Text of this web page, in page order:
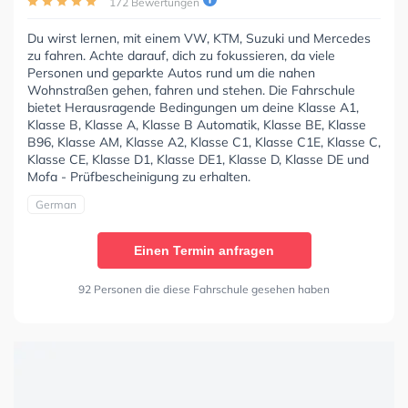
Du wirst lernen, mit einem VW, KTM, Suzuki und Mercedes
zu fahren. Achte darauf, dich zu fokussieren, da viele
Personen und geparkte Autos rund um die nahen
Wohnstraßen gehen, fahren und stehen. Die Fahrschule
bietet Herausragende Bedingungen um deine Klasse A1,
Klasse B, Klasse A, Klasse B Automatik, Klasse BE, Klasse
B96, Klasse AM, Klasse A2, Klasse C1, Klasse C1E, Klasse C,
Klasse CE, Klasse D1, Klasse DE1, Klasse D, Klasse DE und
Mofa - Prüfbescheinigung zu erhalten.
German
Einen Termin anfragen
92 Personen die diese Fahrschule gesehen haben